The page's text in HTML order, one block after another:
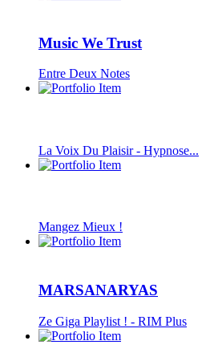
Music We Trust
Entre Deux Notes
La Voix Du Plaisir - Hypnose...
Mangez Mieux !
MARSANARYAS
Ze Giga Playlist ! - RIM Plus